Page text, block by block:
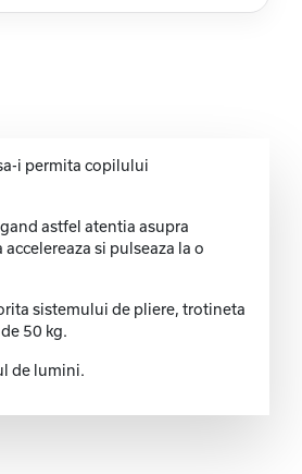
i permita copilului
astfel atentia asupra
si pulseaza la o
sistemului de pliere, trotineta
50 kg.
de lumini.